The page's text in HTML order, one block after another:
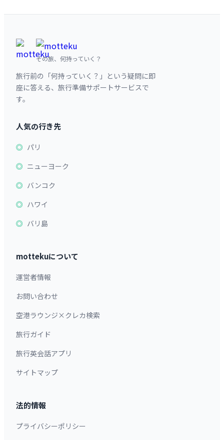
その旅、何持っていく？
旅行前の「何持っていく？」という疑問に即
座に答える、旅行準備サポートサービスで
す。
人気の行き先
パリ
ニューヨーク
バンコク
ハワイ
バリ島
mottekuについて
運営者情報
お問い合わせ
空港ラウンジ×クレカ検索
旅行ガイド
旅行英会話アプリ
サイトマップ
法的情報
プライバシーポリシー